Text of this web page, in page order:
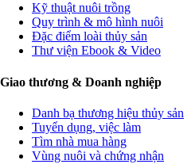
Kỹ thuật nuôi trồng
Quy trình & mô hình nuôi
Đặc điểm loài thủy sản
Thư viện Ebook & Video
Giao thương & Doanh nghiệp
Danh bạ thương hiệu thủy sản
Tuyển dụng, việc làm
Tìm nhà mua hàng
Vùng nuôi và chứng nhận